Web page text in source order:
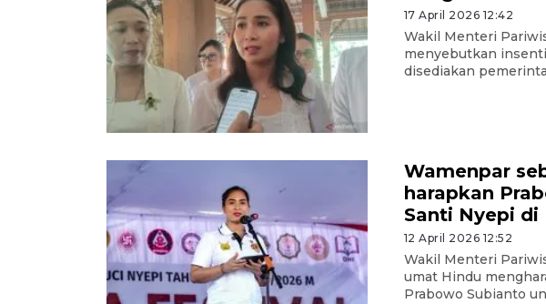
17 April 2026 12:42
Wakil Menteri
menyebutkan
disediakan
Wamenpar
harapkan
Santi Nyepi di
12 April 2026 12:52
Wakil Menteri
umat Hindu
Prabowo Subianto